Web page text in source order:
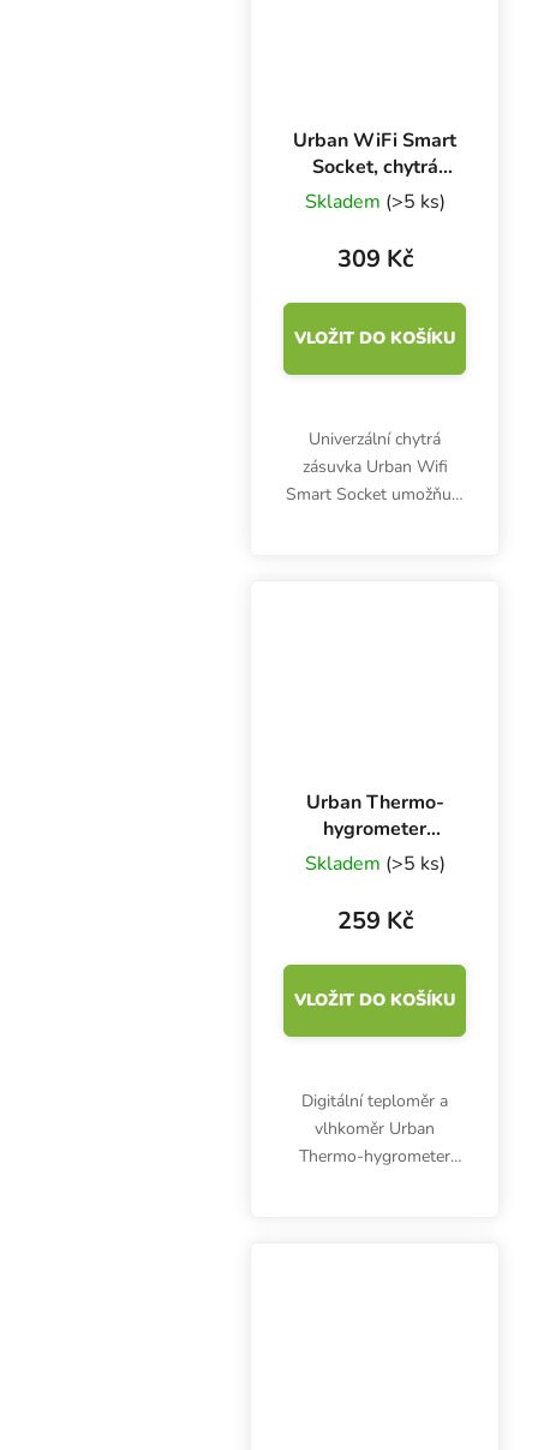
Urban WiFi Smart
Socket, chytrá
zásuvka
Skladem (>5 ks)
309 Kč
VLOŽIT DO KOŠÍKU
Univerzální chytrá
zásuvka Urban Wifi
Smart Socket umožňuje
Urban Thermo-
hygrometer
MEDIUM,
teploměr a
vlhkoměr se
sondou
Skladem (>5 ks)
259 Kč
VLOŽIT DO KOŠÍKU
Digitální teploměr a
vlhkoměr Urban
Thermo-hygrometer